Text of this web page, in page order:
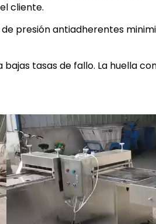
cliente.
presión antiadherentes
tasas de fallo. La huella